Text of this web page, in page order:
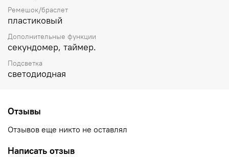
Ремешок/браслет
пластиковый
Дополнительные функции
секундомер, таймер.
Подсветка
светодиодная
Отзывы
Отзывов еще никто не оставлял
Написать отзыв